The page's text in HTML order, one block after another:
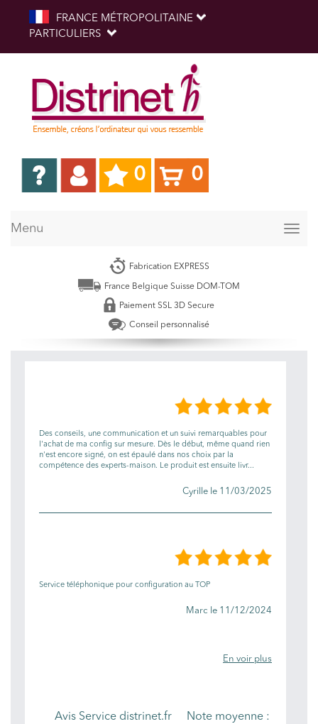
FRANCE MÉTROPOLITAINE
PARTICULIERS
0 0
Menu
Fabrication EXPRESS
France Belgique Suisse DOM-TOM
Paiement SSL 3D Secure
Conseil personnalisé
Des conseils, une communication et un suivi remarquables pour
l'achat de ma config sur mesure. Dès le début, même quand rien
n'est encore signé, on est épaulé dans nos choix par la
compétence des experts-maison. Le produit est ensuite livr...
Cyrille le 11/03/2025
Service téléphonique pour configuration au TOP
Marc le 11/12/2024
En voir plus
Avis Service distrinet.fr
Note moyenne :